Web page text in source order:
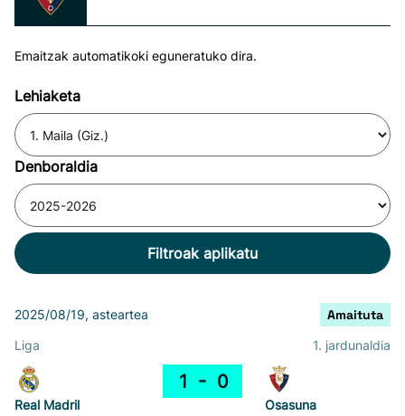
Emaitzak automatikoki eguneratuko dira.
Lehiaketa
Denboraldia
Filtroak aplikatu
2025/08/19, asteartea Amaituta
Liga 1. jardunaldia
Real Madril
1 0
Osasuna